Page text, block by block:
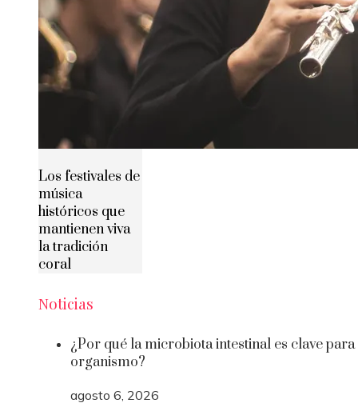
Los festivales de
música
históricos que
mantienen viva
la tradición
coral
Noticias
¿Por qué la microbiota intestinal es clave para
organismo?
agosto 6, 2026